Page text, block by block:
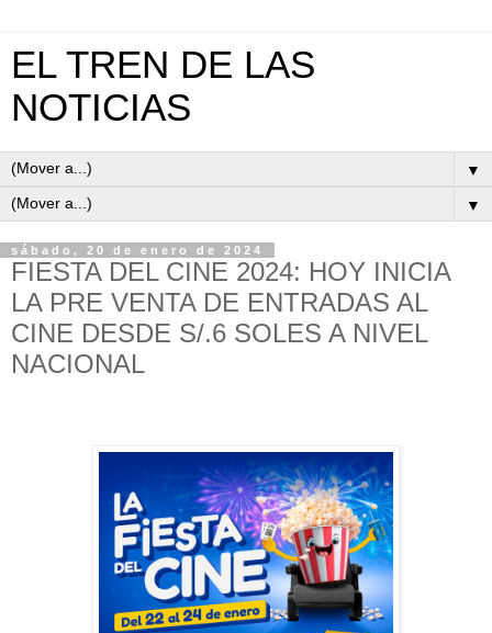
EL TREN DE LAS
NOTICIAS
▼
▼
sábado, 20 de enero de 2024
FIESTA DEL CINE 2024: HOY INICIA
LA PRE VENTA DE ENTRADAS AL
CINE DESDE S/.6 SOLES A NIVEL
NACIONAL